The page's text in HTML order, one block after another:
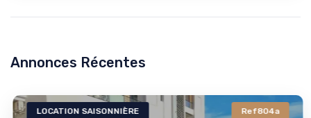
Annonces Récentes
LOCATION SAISONNIÈRE Ref804a